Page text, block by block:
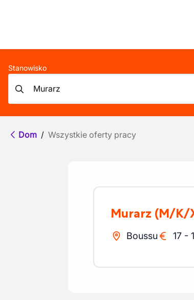
Stanowisko
Dom / Wszystkie oferty pracy
Murarz (M/K/
Boussu 17 -